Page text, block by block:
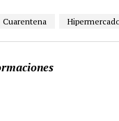
Cuarentena